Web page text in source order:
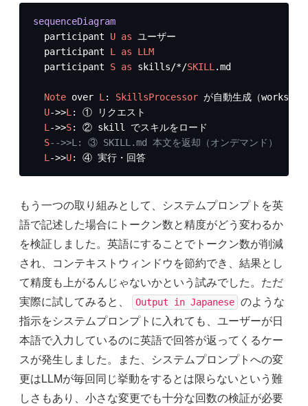
sequenceDiagram
  participant
U as ユーザー
  participant
L as
LLM
  participant
S as skills/*/SKILL .md
Note over L : SkillsProcessor が自動生成（
U->>L : ① リクエスト
L ->>S: ② skill でスキルをロード
S-->>L: ③ SKILL.md 本文を返却（オンデマンド）
L ->>U: ④ 実行・回答
もう一つの取り組みとして、システムプロンプトを英
語で記述した場合にトークン数と精度がどう変わるか
を検証しました。英語にすることでトークン数が削減
され、コンテキストウィンドウを節約でき、結果とし
て精度も上がるんじゃないかという試みでした。ただ
実際に試してみると、
Output in Japanese のような
指示をシステムプロンプトに入れても、ユーザーが日
本語で入力しているのに英語で回答が返ってくるケー
スが発生しました。また、システムプロンプトへの変
更はLLMが毎回同じ挙動をするとは限らないという難
しさもあり、小さな変更でも十分な回数の検証が必要